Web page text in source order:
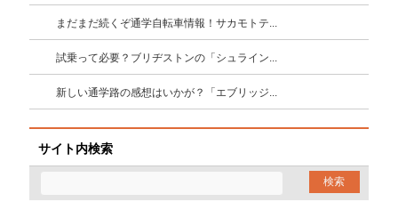
まだまだ続くぞ通学自転車情報！サカモトテ...
試乗って必要？ブリヂストンの「シュライン...
新しい通学路の感想はいかが？「エブリッジ...
サイト内検索